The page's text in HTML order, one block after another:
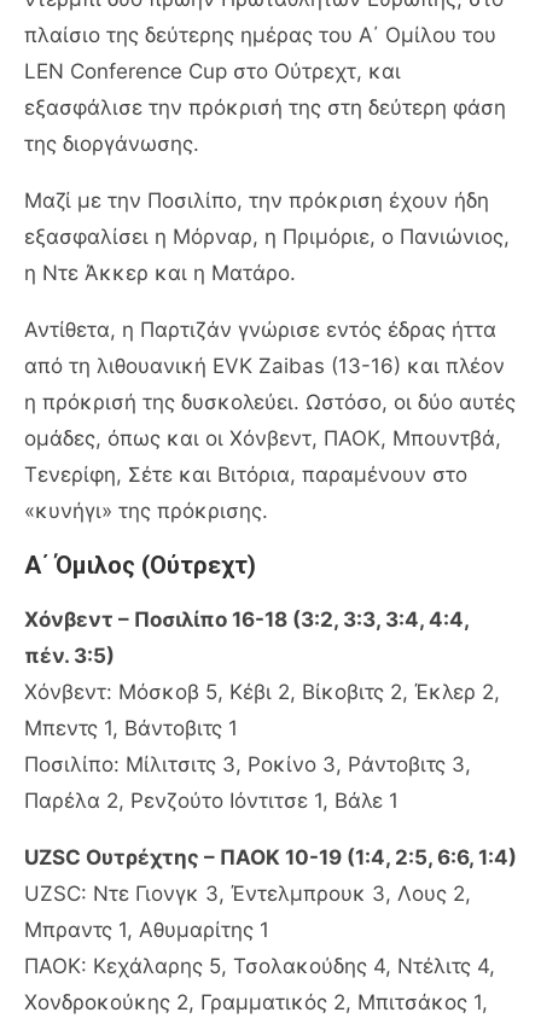
πλαίσιο της δεύτερης ημέρας του Α΄ Ομίλου του
LEN Conference Cup στο Ούτρεχτ, και
εξασφάλισε την πρόκρισή της στη δεύτερη φάση
της διοργάνωσης.
Μαζί με την Ποσιλίπο, την πρόκριση έχουν ήδη
εξασφαλίσει η Μόρναρ, η Πριμόριε, ο Πανιώνιος,
η Ντε Άκκερ και η Ματάρο.
Αντίθετα, η Παρτιζάν γνώρισε εντός έδρας ήττα
από τη λιθουανική EVK Zaibas (13-16) και πλέον
η πρόκρισή της δυσκολεύει. Ωστόσο, οι δύο αυτές
ομάδες, όπως και οι Χόνβεντ, ΠΑΟΚ, Μπουντβά,
Τενερίφη, Σέτε και Βιτόρια, παραμένουν στο
«κυνήγι» της πρόκρισης.
Α΄ Όμιλος (Ούτρεχτ)
Χόνβεντ – Ποσιλίπο 16-18 (3:2, 3:3, 3:4, 4:4,
πέν. 3:5)
Χόνβεντ: Μόσκοβ 5, Κέβι 2, Βίκοβιτς 2, Έκλερ 2,
Μπεντς 1, Βάντοβιτς 1
Ποσιλίπο: Μίλιτσιτς 3, Ροκίνο 3, Ράντοβιτς 3,
Παρέλα 2, Ρενζούτο Ιόντιτσε 1, Βάλε 1
UZSC Ουτρέχτης – ΠΑΟΚ 10-19 (1:4, 2:5, 6:6, 1:4)
UZSC: Ντε Γιονγκ 3, Έντελμπρουκ 3, Λους 2,
Μπραντς 1, Αθυμαρίτης 1
ΠΑΟΚ: Κεχάλαρης 5, Τσολακούδης 4, Ντέλιτς 4,
Χονδροκούκης 2, Γραμματικός 2, Μπιτσάκος 1,